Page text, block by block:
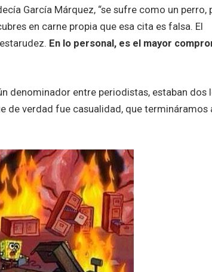
García Márquez, “se sufre como un perro,
en carne propia que esa cita es falsa. El
En lo personal, es el mayor
denominador entre periodistas, estaban dos
de verdad fue casualidad, que termináramos